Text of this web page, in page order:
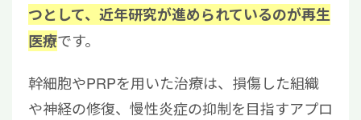
つとして、近年研究が進められているのが再生
医療です。
幹細胞やPRPを用いた治療は、損傷した組織
や神経の修復、慢性炎症の抑制を目指すアプロ